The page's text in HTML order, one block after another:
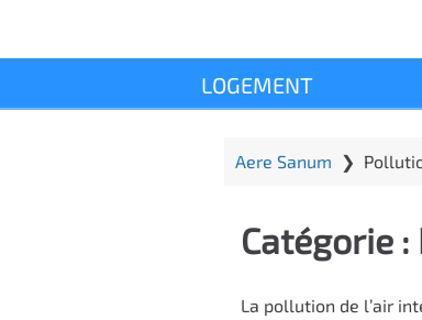
LOGEMENT
Aere Sanum ❯
Catégorie :
La pollution de l’air